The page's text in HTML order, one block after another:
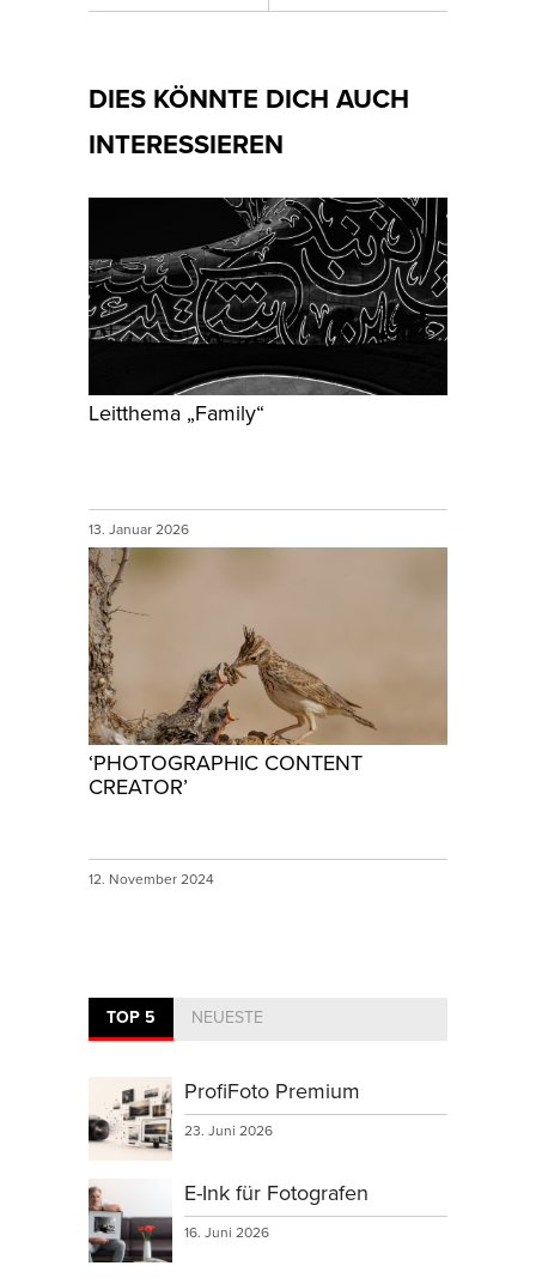
DIES KÖNNTE DICH AUCH
INTERESSIEREN
Leitthema „Family“
13. Januar 2026
‘PHOTOGRAPHIC CONTENT
CREATOR’
12. November 2024
TOP 5 NEUESTE
ProfiFoto Premium
23. Juni 2026
E-Ink für Fotografen
16. Juni 2026